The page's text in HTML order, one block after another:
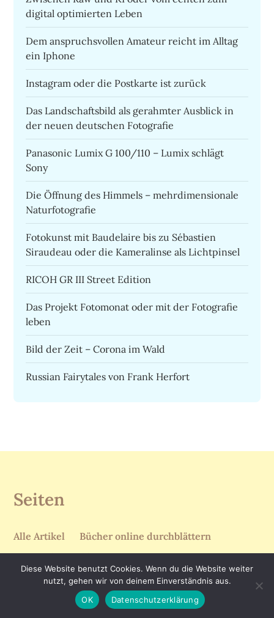
digital optimierten Leben
Dem anspruchsvollen Amateur reicht im Alltag
ein Iphone
Instagram oder die Postkarte ist zurück
Das Landschaftsbild als gerahmter Ausblick in
der neuen deutschen Fotografie
Panasonic Lumix G 100/110 – Lumix schlägt
Sony
Die Öffnung des Himmels – mehrdimensionale
Naturfotografie
Fotokunst mit Baudelaire bis zu Sébastien
Siraudeau oder die Kameralinse als Lichtpinsel
RICOH GR III Street Edition
Das Projekt Fotomonat oder mit der Fotografie
leben
Bild der Zeit – Corona im Wald
Russian Fairytales von Frank Herfort
Seiten
Alle Artikel
Bücher online durchblättern
Datenschutzerklärung
Home
Impressum
Leben & Fotografie
Diese Website benutzt Cookies. Wenn du die Website weiter
nutzt, gehen wir von deinem Einverständnis aus.
OK
Datenschutzerklärung